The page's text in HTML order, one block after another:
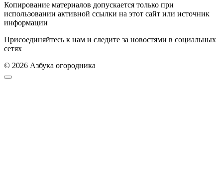
Копирование материалов допускается только при
использовании активной ссылки на этот сайт или источник
информации
Присоединяйтесь к нам и следите за новостями в социальных
сетях
© 2026 Азбука огородника